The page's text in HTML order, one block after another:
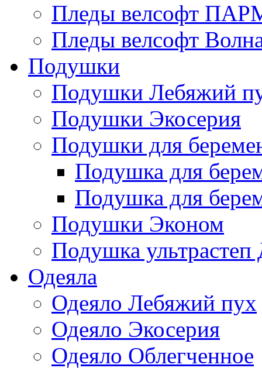
Пледы велсофт
Пледы велсофт
Подушки
Подушки Лебяжий
Подушки Экосерия
Подушки для
Подушка для
Подушка для
Подушки Эконом
Подушка ультрастеп
Одеяла
Одеяло Лебяжий пух
Одеяло Экосерия
Одеяло Облегченное